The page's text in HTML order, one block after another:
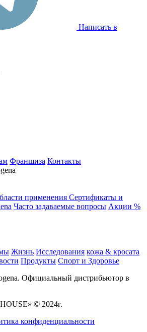
Написать в
Франшиза Контакты
применения Сертификаты и
Часто задаваемые вопросы Акции %
Жизнь Исследования кожа & кросата
Продукты Спорт и Здоровье
Официальный дистрибьютор в
© 2024г.
конфиденциальности